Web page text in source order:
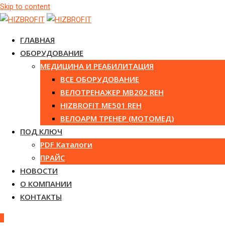
Skip to content
ГЛАВНАЯ
ОБОРУДОВАНИЕ
МЕДИЦИНА И РЕАБИЛИТАЦИЯ
ВСЕ ОБОРУДОВАНИЕ
ВЕЛОТРЕНАЖЕР MB202 REH
HIZBROFIT ME501 REH
ВЕЛОАРМ ТРЕНЕР (МОТОМЕД)
ПОД КЛЮЧ
PDF Каталоги
ПРАЙС
НОВОСТИ
О КОМПАНИИ
КОНТАКТЫ